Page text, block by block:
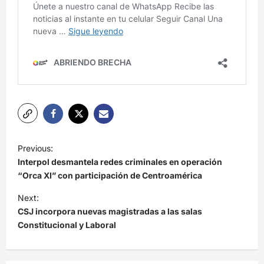
N
a
v
e
g
a
c
Previous:
Interpol desmantela redes criminales en operación
“Orca XI” con participación de Centroamérica
Next:
CSJ incorpora nuevas magistradas a las salas
Constitucional y Laboral